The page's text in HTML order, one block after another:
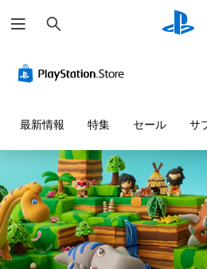
索
最新情報 特集 セール サ